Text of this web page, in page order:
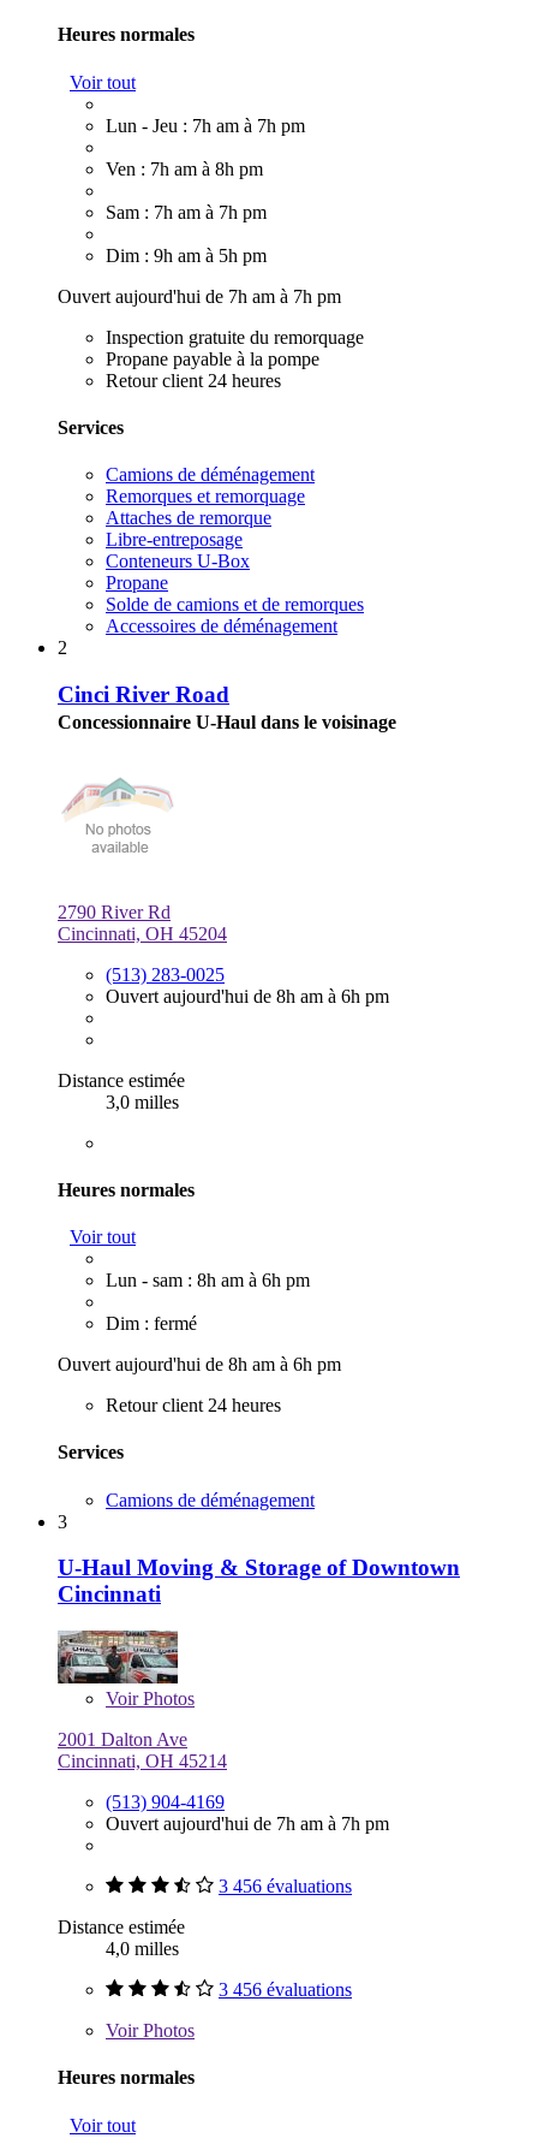
Heures normales
Voir tout
Lun - Jeu : 7h am à 7h pm
Ven : 7h am à 8h pm
Sam : 7h am à 7h pm
Dim : 9h am à 5h pm
Ouvert aujourd'hui de 7h am à 7h pm
Inspection gratuite du remorquage
Propane payable à la pompe
Retour client 24 heures
Services
Camions de déménagement
Remorques et remorquage
Attaches de remorque
Libre-entreposage
Conteneurs U-Box
Propane
Solde de camions et de remorques
Accessoires de déménagement
2
Cinci River Road
Concessionnaire U-Haul dans le voisinage
2790 River Rd
Cincinnati, OH 45204
(513) 283-0025
Ouvert aujourd'hui de 8h am à 6h pm
Distance estimée
3,0 milles
Heures normales
Voir tout
Lun - sam : 8h am à 6h pm
Dim : fermé
Ouvert aujourd'hui de 8h am à 6h pm
Retour client 24 heures
Services
Camions de déménagement
3
U-Haul Moving & Storage of Downtown
Cincinnati
VoirPhotos
2001 Dalton Ave
Cincinnati, OH 45214
(513) 904-4169
Ouvert aujourd'hui de 7h am à 7h pm
3 456 évaluations
Distance estimée
4,0 milles
3 456 évaluations
VoirPhotos
Heures normales
Voir tout